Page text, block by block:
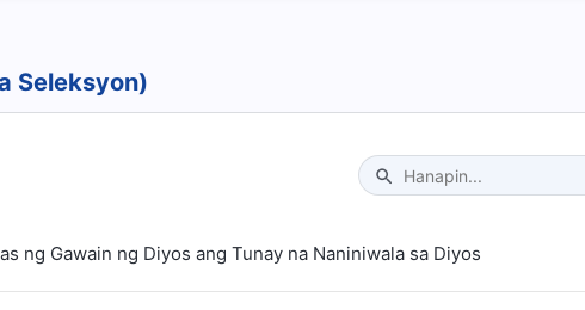
Seleksyon)
Type 1 or more
ng Gawain ng Diyos ang Tunay na Naniniwala sa Diyos